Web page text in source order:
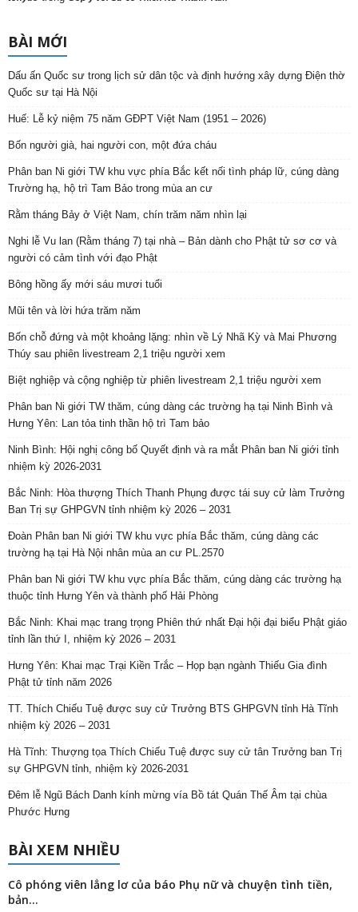
BÀI MỚI
Dấu ấn Quốc sư trong lịch sử dân tộc và định hướng xây dựng Điện thờ
Quốc sư tại Hà Nội
Huế: Lễ kỷ niệm 75 năm GĐPT Việt Nam (1951 – 2026)
Bốn người già, hai người con, một đứa cháu
Phân ban Ni giới TW khu vực phía Bắc kết nối tình pháp lữ, cúng dàng
Trường hạ, hộ trì Tam Bảo trong mùa an cư
Rằm tháng Bảy ở Việt Nam, chín trăm năm nhìn lại
Nghi lễ Vu lan (Rằm tháng 7) tại nhà – Bản dành cho Phật tử sơ cơ và
người có cảm tình với đạo Phật
Bông hồng ấy mới sáu mươi tuổi
Mũi tên và lời hứa trăm năm
Bốn chỗ đứng và một khoảng lặng: nhìn về Lý Nhã Kỳ và Mai Phương
Thúy sau phiên livestream 2,1 triệu người xem
Biệt nghiệp và cộng nghiệp từ phiên livestream 2,1 triệu người xem
Phân ban Ni giới TW thăm, cúng dàng các trường hạ tại Ninh Bình và
Hưng Yên: Lan tỏa tinh thần hộ trì Tam bảo
Ninh Bình: Hội nghị công bố Quyết định và ra mắt Phân ban Ni giới tỉnh
nhiệm kỳ 2026-2031
Bắc Ninh: Hòa thượng Thích Thanh Phụng được tái suy cử làm Trưởng
Ban Trị sự GHPGVN tỉnh nhiệm kỳ 2026 – 2031
Đoàn Phân ban Ni giới TW khu vực phía Bắc thăm, cúng dàng các
trường hạ tại Hà Nội nhân mùa an cư PL.2570
Phân ban Ni giới TW khu vực phía Bắc thăm, cúng dàng các trường hạ
thuộc tỉnh Hưng Yên và thành phố Hải Phòng
Bắc Ninh: Khai mạc trang trọng Phiên thứ nhất Đại hội đại biểu Phật giáo
tỉnh lần thứ I, nhiệm kỳ 2026 – 2031
Hưng Yên: Khai mạc Trại Kiền Trắc – Họp bạn ngành Thiếu Gia đình
Phật tử tỉnh năm 2026
TT. Thích Chiếu Tuệ được suy cử Trưởng BTS GHPGVN tỉnh Hà Tĩnh
nhiệm kỳ 2026 – 2031
Hà Tĩnh: Thượng tọa Thích Chiếu Tuệ được suy cử tân Trưởng ban Trị
sự GHPGVN tỉnh, nhiệm kỳ 2026-2031
Đêm lễ Ngũ Bách Danh kính mừng vía Bồ tát Quán Thế Âm tại chùa
Phước Hưng
BÀI XEM NHIỀU
Cô phóng viên lẳng lơ của báo Phụ nữ và chuyện tình tiền,
bản...